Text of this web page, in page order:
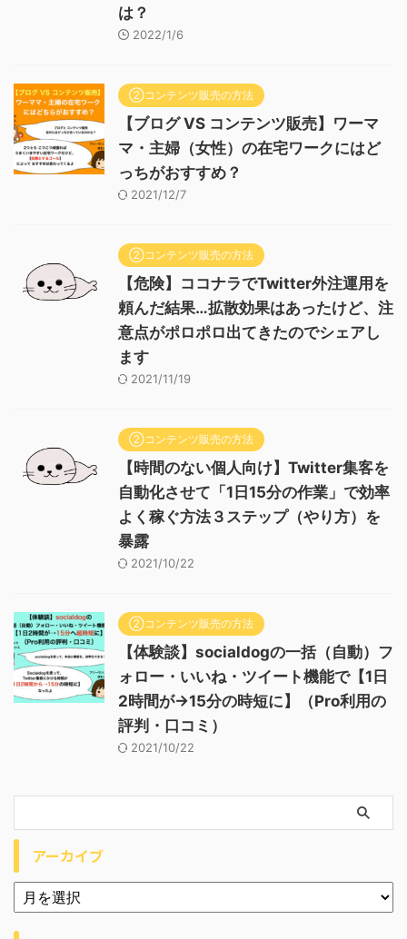
は？
2022/1/6
②コンテンツ販売の方法
【ブログ VS コンテンツ販売】ワーマ
マ・主婦（女性）の在宅ワークにはど
っちがおすすめ？
2021/12/7
②コンテンツ販売の方法
【危険】ココナラでTwitter外注運用を
頼んだ結果…拡散効果はあったけど、注
意点がポロポロ出てきたのでシェアし
ます
2021/11/19
②コンテンツ販売の方法
【時間のない個人向け】Twitter集客を
自動化させて「1日15分の作業」で効率
よく稼ぐ方法３ステップ（やり方）を
暴露
2021/10/22
②コンテンツ販売の方法
【体験談】socialdogの一括（自動）フ
ォロー・いいね・ツイート機能で【1日
2時間が→15分の時短に】（Pro利用の
評判・口コミ）
2021/10/22
アーカイブ